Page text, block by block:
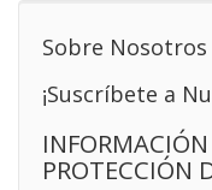
Sobre Nosotros
¡Suscríbete a
PROTECCIÓN